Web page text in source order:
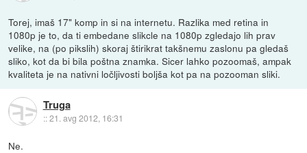
Torej, imaš 17" komp in si na internetu. Razlika med retina in
1080p je to, da ti embedane slikcle na 1080p zgledajo lih prav
velike, na (po pikslih) skoraj štirikrat takšnemu zaslonu pa gledaš
sliko, kot da bi bila poštna znamka. Sicer lahko pozoomaš, ampak
kvaliteta je na nativni ločljivosti boljša kot pa na pozooman sliki.
Truga
::21. avg 2012, 16:31
Ne.